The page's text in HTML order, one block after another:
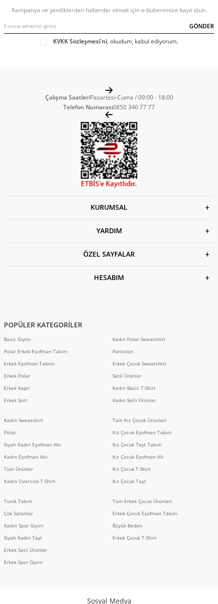
Kampanya ve yeniliklerden haberdar olmak için e-bültenimize kayıt olun.
GÖNDER
KVKK Sözleşmesi'ni, okudum, kabul ediyorum.
Çalışma SaatleriPazartesi-Cuma / 09:00 - 18:00
Telefon Numarası0850 346 77 77
KURUMSAL
YARDIM
ÖZEL SAYFALAR
HESABIM
Sosyal Medya
POPÜLER KATEGORİLER
Basic Giyim
Polar Erkek Eşofman Takım
Erkek Eşofman Takımı
Erkek Polar
Erkek Kapri
Erkek Şort
Kadın Sweatshirt
Polar
Siyah Kadın Eşofman Altı
Kadın Eşofman Altı
Tüm Ürünler
Kadın Oversize T-Shirt
Tunik Takım
Çok Satanlar
Kadın Spor Giyim
Siyah Kadın Tayt
Erkek Setli Ürünler
Erkek Spor Giyim
Kadın Polar Sweatshirt
Pantolon
Erkek Çocuk Sweatshirt
Setli Ürünler
Kadın Basic T-Shirt
Kadın Setli Ürünler
Tüm Kız Çocuk Ürünleri
Kız Çocuk Eşofman Takım
Kız Çocuk Tayt Takım
Kız Çocuk Eşofman Alt
Kız Çocuk T-Shirt
Kız Çocuk Tayt
Tüm Erkek Çocuk Ürünleri
Erkek Çocuk Eşofman Takım
Büyük Beden
Erkek Çocuk T-Shirt